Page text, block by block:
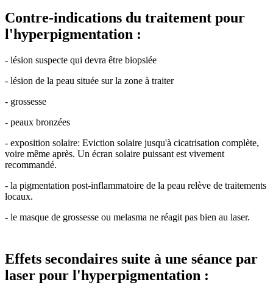
Contre-indications du traitement pour
l'hyperpigmentation :
- lésion suspecte qui devra être biopsiée
- lésion de la peau située sur la zone à traiter
- grossesse
- peaux bronzées
- exposition solaire: Eviction solaire jusqu'à cicatrisation complète,
voire même après. Un écran solaire puissant est vivement
recommandé.
- la pigmentation post-inflammatoire de la peau relève de traitements
locaux.
- le masque de grossesse ou melasma ne réagit pas bien au laser.
Effets secondaires suite à une séance par
laser pour l'hyperpigmentation :